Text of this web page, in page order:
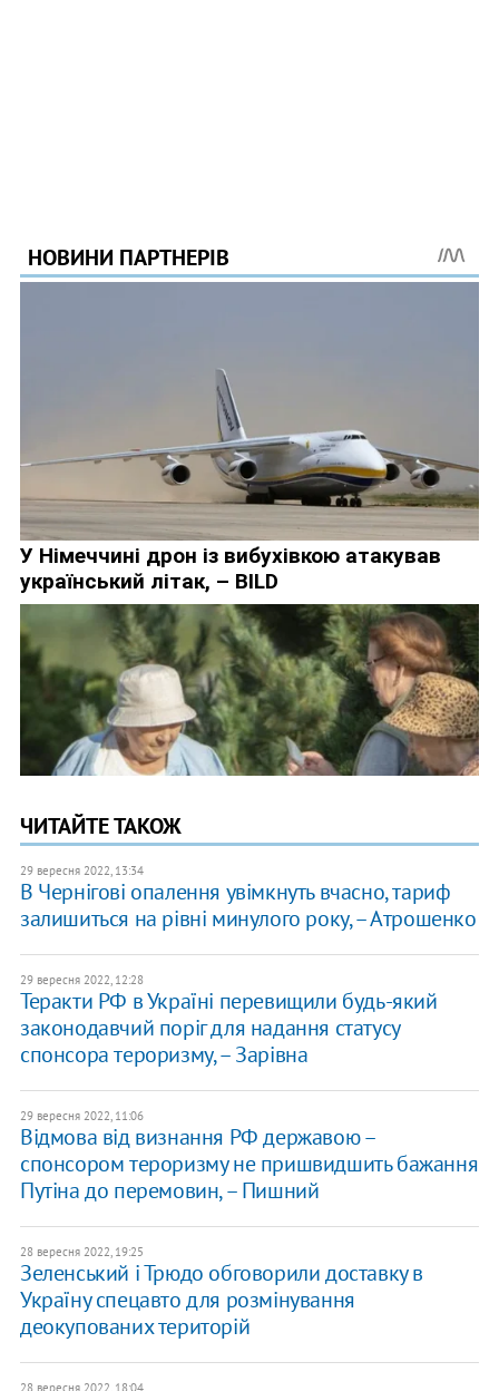
ЧИТАЙТЕ ТАКОЖ
29 вересня 2022, 13:34
В Чернігові опалення увімкнуть вчасно, тариф
залишиться на рівні минулого року, – Атрошенко
29 вересня 2022, 12:28
Теракти РФ в Україні перевищили будь-який
законодавчий поріг для надання статусу
спонсора тероризму, – Зарівна
29 вересня 2022, 11:06
Відмова від визнання РФ державою –
спонсором тероризму не пришвидшить бажання
Путіна до перемовин, – Пишний
28 вересня 2022, 19:25
Зеленський і Трюдо обговорили доставку в
Україну спецавто для розмінування
деокупованих територій
28 вересня 2022, 18:04